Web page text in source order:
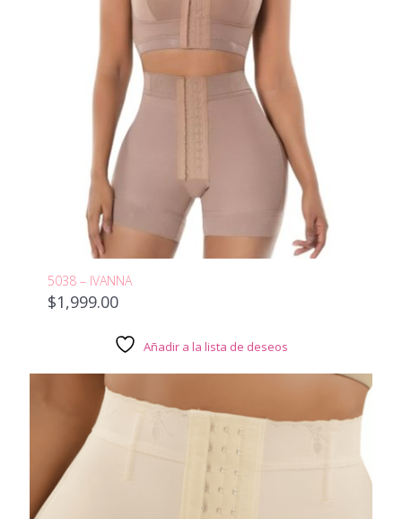
5038 – IVANNA
$1,999.00
Añadir a la lista de deseos